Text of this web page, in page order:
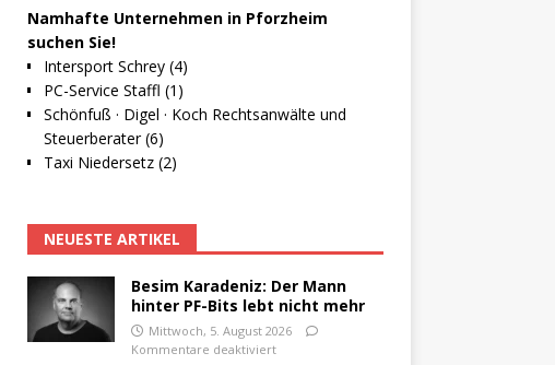
Namhafte Unternehmen in Pforzheim
suchen Sie!
Intersport Schrey (4)
PC-Service Staffl (1)
Schönfuß · Digel · Koch Rechtsanwälte und
Steuerberater (6)
Taxi Niedersetz (2)
NEUESTE ARTIKEL
Besim Karadeniz: Der Mann
hinter PF-Bits lebt nicht mehr
Mittwoch, 5. August 2026
Kommentare deaktiviert